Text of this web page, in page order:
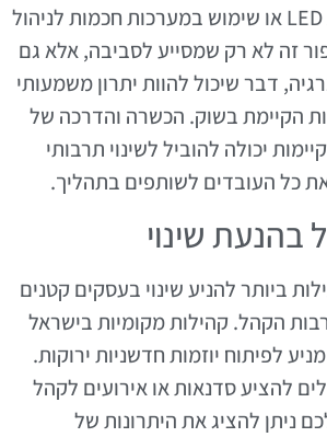
כגון התקנת מנורות LED או שימוש במערכות חכמות לניהול
זה לא רק שמסייע לסביבה, אלא גם
דבר שיכול להוות יתרון משמעותי
הקיימת בשוק. הכשרה והדרכה של
יכולה להוביל לשינוי תרבותי
כל העובדים לשותפים בתהליך.
שינוי
ביותר להניע שינוי בעסקים קטנים
הקהל. קהילות מקומיות בישראל
לפיתוח יוזמות חדשניות ירוקות.
להציע סדנאות או אירועים לקהל
ניתן להציג את היתרונות של